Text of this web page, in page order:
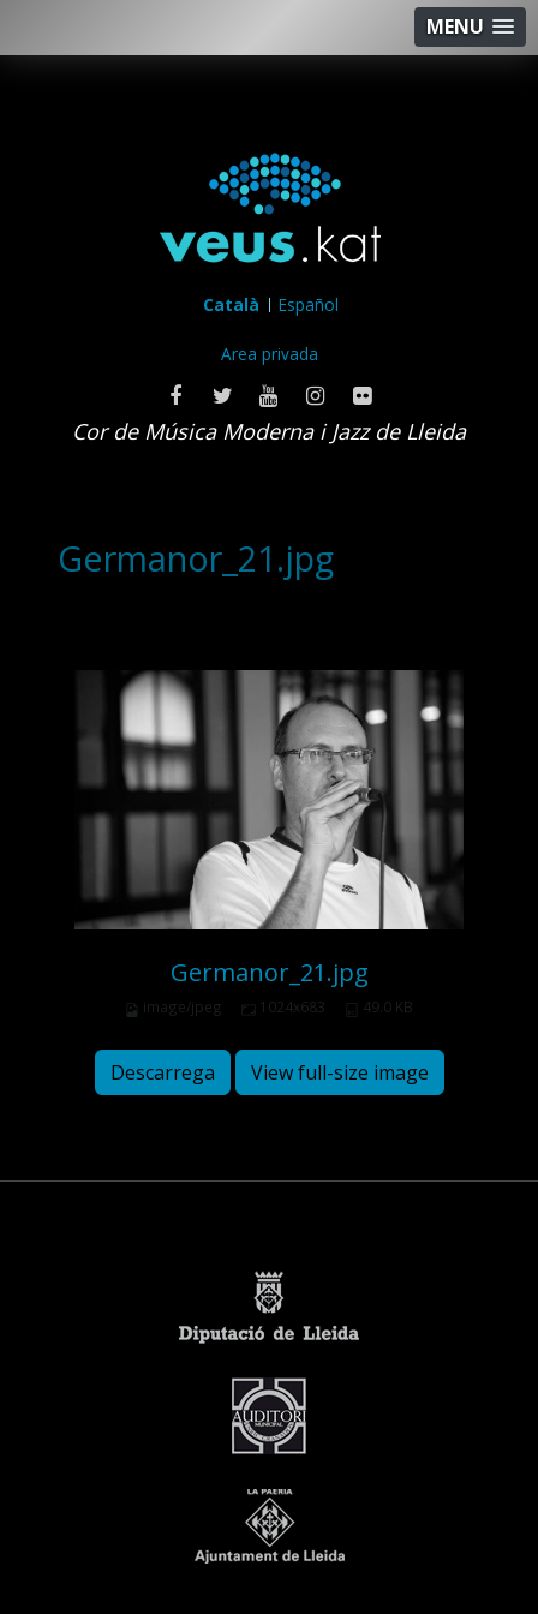
MENU
Català Español
Area privada
Cor de Música Moderna i Jazz de Lleida
Germanor_21.jpg
Germanor_21.jpg
image/jpeg 1024x683 49.0 KB
Descarrega View full-size image